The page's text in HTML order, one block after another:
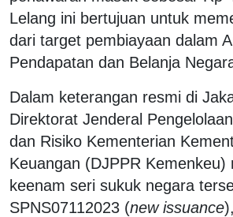
Lelang ini bertujuan untuk
dari target pembiayaan dalam
Pendapatan dan Belanja
Dalam keterangan resmi di
Direktorat Jenderal
dan Risiko Kementerian
Keuangan (DJPPR Kemenkeu)
keenam seri sukuk negara
SPNS07112023 (new issuance